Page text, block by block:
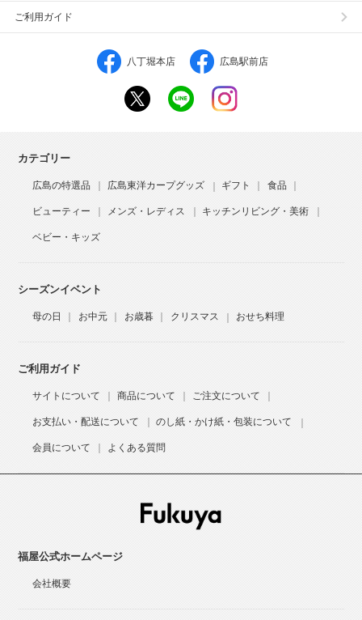
ご利用ガイド
八丁堀本店 広島駅前店
カテゴリー
広島の特選品 広島東洋カープグッズ ギフト 食品
ビューティー メンズ・レディス キッチンリビング・美術
ベビー・キッズ
シーズンイベント
母の日 お中元 お歳暮 クリスマス おせち料理
ご利用ガイド
サイトについて 商品について ご注文について
お支払い・配送について のし紙・かけ紙・包装について
会員について よくある質問
福屋公式ホームページ
会社概要